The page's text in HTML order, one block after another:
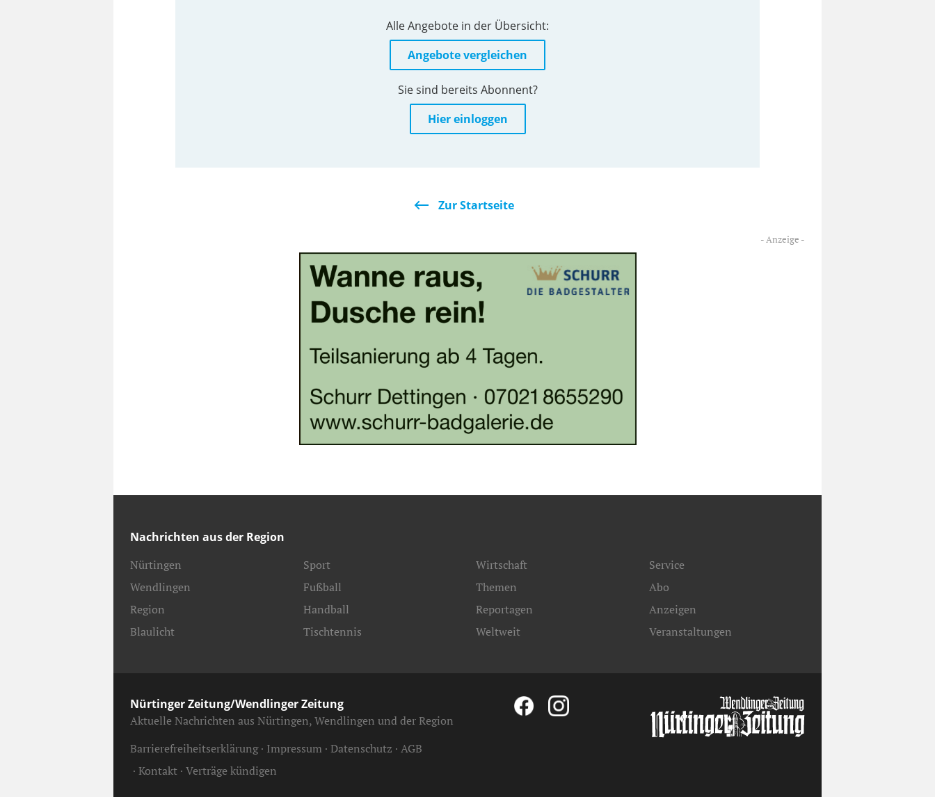
Alle Angebote in der Übersicht:
Angebote vergleichen
Sie sind bereits Abonnent?
Hier einloggen
Zur Startseite
Nachrichten aus der Region
Nürtingen
Wendlingen
Region
Blaulicht
Sport
Fußball
Handball
Tischtennis
Wirtschaft
Themen
Reportagen
Weltweit
Service
Abo
Anzeigen
Veranstaltungen
Nürtinger Zeitung/Wendlinger Zeitung
Aktuelle Nachrichten aus Nürtingen, Wendlingen und der Region
Barrierefreiheitserklärung Impressum Datenschutz AGB
Kontakt Verträge kündigen